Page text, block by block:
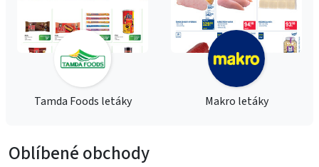
Tamda Foods letáky Makro letáky
Oblíbené obchody